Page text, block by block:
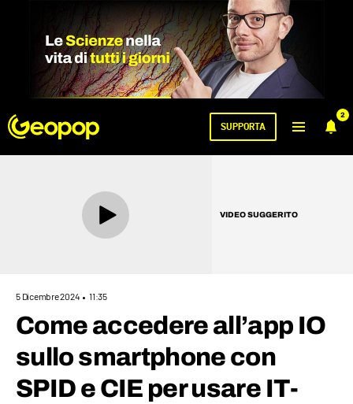
2
SUPPORTA
VIDEO SUGGERITO
5 Dicembre 2024 11:35
Come accedere all’app IO
sullo smartphone con
SPID e CIE per usare IT-